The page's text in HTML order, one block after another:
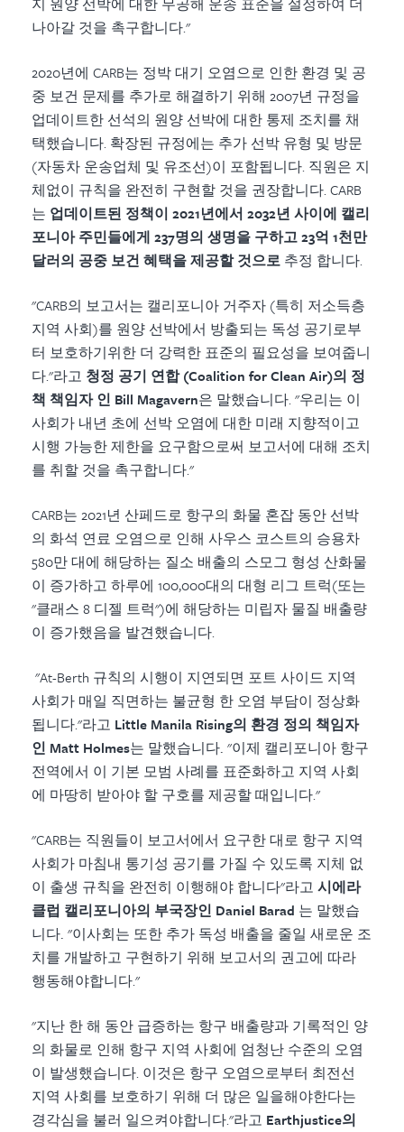
나아갈 것을 촉구합니다."
2020년에 CARB는 정박 대기 오염으로 인한 환경 및 공
중 보건 문제를 추가로 해결하기 위해 2007년 규정을
업데이트한 선석의 원양 선박에 대한 통제 조치를 채
택했습니다. 확장된 규정에는 추가 선박 유형 및 방문
(자동차 운송업체 및 유조선)이 포함됩니다. 직원은 지
체없이 규칙을 완전히 구현할 것을 권장합니다. CARB
는 업데이트된 정책이 2021년에서 2032년 사이에 캘리
포니아 주민들에게 237명의 생명을 구하고 23억 1천만
달러의 공중 보건 혜택을 제공할 것으로 추정 합니다.
"CARB의 보고서는 캘리포니아 거주자 (특히 저소득층
지역 사회)를 원양 선박에서 방출되는 독성 공기로부
터 보호하기위한 더 강력한 표준의 필요성을 보여줍니
다."라고 청정 공기 연합 (Coalition for Clean Air)의 정
책 책임자 인 Bill Magavern은 말했습니다. "우리는 이
사회가 내년 초에 선박 오염에 대한 미래 지향적이고
시행 가능한 제한을 요구함으로써 보고서에 대해 조치
를 취할 것을 촉구합니다."
CARB는 2021년 산페드로 항구의 화물 혼잡 동안 선박
의 화석 연료 오염으로 인해 사우스 코스트의 승용차
580만 대에 해당하는 질소 배출의 스모그 형성 산화물
이 증가하고 하루에 100,000대의 대형 리그 트럭(또는
"클래스 8 디젤 트럭")에 해당하는 미립자 물질 배출량
이 증가했음을 발견했습니다.
"At-Berth 규칙의 시행이 지연되면 포트 사이드 지역
사회가 매일 직면하는 불균형 한 오염 부담이 정상화
됩니다."라고 Little Manila Rising의 환경 정의 책임자
인 Matt Holmes는 말했습니다. "이제 캘리포니아 항구
전역에서 이 기본 모범 사례를 표준화하고 지역 사회
에 마땅히 받아야 할 구호를 제공할 때입니다."
"CARB는 직원들이 보고서에서 요구한 대로 항구 지역
사회가 마침내 통기성 공기를 가질 수 있도록 지체 없
이 출생 규칙을 완전히 이행해야 합니다"라고 시에라
클럽 캘리포니아의 부국장인 Daniel Barad 는 말했습
니다. "이사회는 또한 추가 독성 배출을 줄일 새로운 조
치를 개발하고 구현하기 위해 보고서의 권고에 따라
행동해야합니다."
"지난 한 해 동안 급증하는 항구 배출량과 기록적인 양
의 화물로 인해 항구 지역 사회에 엄청난 수준의 오염
이 발생했습니다. 이것은 항구 오염으로부터 최전선
지역 사회를 보호하기 위해 더 많은 일을해야한다는
경각심을 불러 일으켜야합니다."라고 Earthjustice의